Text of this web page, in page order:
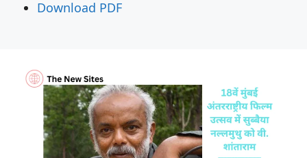
Download PDF